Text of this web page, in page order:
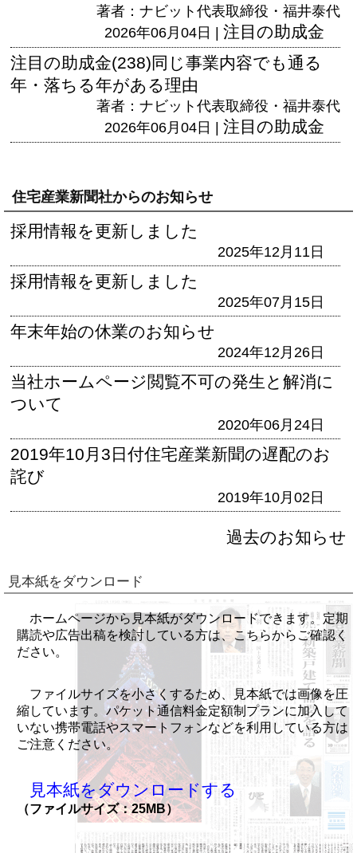
著者：ナビット代表取締役・福井泰代
2026年06月04日 | 注目の助成金
注目の助成金(238)同じ事業内容でも通る
年・落ちる年がある理由
著者：ナビット代表取締役・福井泰代
2026年06月04日 | 注目の助成金
住宅産業新聞社からのお知らせ
採用情報を更新しました
2025年12月11日
採用情報を更新しました
2025年07月15日
年末年始の休業のお知らせ
2024年12月26日
当社ホームページ閲覧不可の発生と解消に
ついて
2020年06月24日
2019年10月3日付住宅産業新聞の遅配のお
詫び
2019年10月02日
過去のお知らせ
見本紙をダウンロード
ホームページから見本紙がダウンロードできます。定期
購読や広告出稿を検討している方は、こちらからご確認く
ださい。
ファイルサイズを小さくするため、見本紙では画像を圧
縮しています。パケット通信料金定額制プランに加入して
いない携帯電話やスマートフォンなどを利用している方は
ご注意ください。
見本紙をダウンロードする
（ファイルサイズ：25MB）